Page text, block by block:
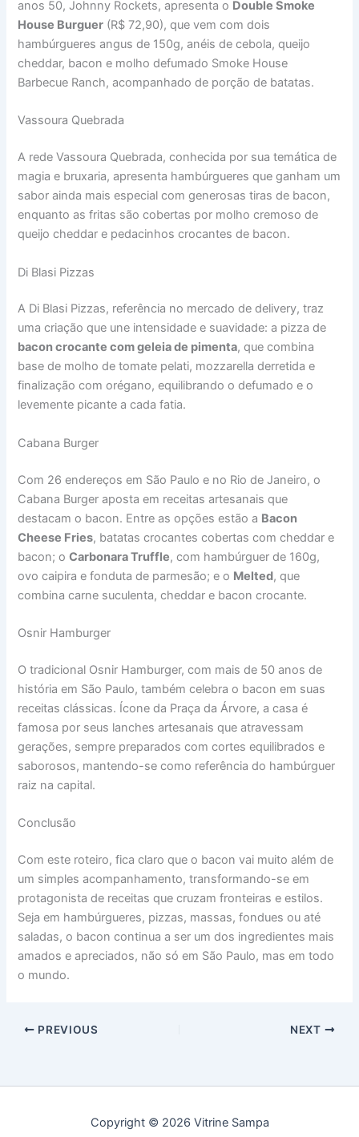
anos 50, Johnny Rockets, apresenta o Double Smoke
House Burguer (R$ 72,90), que vem com dois
hambúrgueres angus de 150g, anéis de cebola, queijo
cheddar, bacon e molho defumado Smoke House
Barbecue Ranch, acompanhado de porção de batatas.
Vassoura Quebrada
A rede Vassoura Quebrada, conhecida por sua temática de
magia e bruxaria, apresenta hambúrgueres que ganham um
sabor ainda mais especial com generosas tiras de bacon,
enquanto as fritas são cobertas por molho cremoso de
queijo cheddar e pedacinhos crocantes de bacon.
Di Blasi Pizzas
A Di Blasi Pizzas, referência no mercado de delivery, traz
uma criação que une intensidade e suavidade: a pizza de
bacon crocante com geleia de pimenta, que combina
base de molho de tomate pelati, mozzarella derretida e
finalização com orégano, equilibrando o defumado e o
levemente picante a cada fatia.
Cabana Burger
Com 26 endereços em São Paulo e no Rio de Janeiro, o
Cabana Burger aposta em receitas artesanais que
destacam o bacon. Entre as opções estão a Bacon
Cheese Fries, batatas crocantes cobertas com cheddar e
bacon; oCarbonara Truffle, com hambúrguer de 160g,
ovo caipira e fonduta de parmesão; e o Melted, que
combina carne suculenta, cheddar e bacon crocante.
Osnir Hamburger
O tradicional Osnir Hamburger, com mais de 50 anos de
história em São Paulo, também celebra o bacon em suas
receitas clássicas. Ícone da Praça da Árvore, a casa é
famosa por seus lanches artesanais que atravessam
gerações, sempre preparados com cortes equilibrados e
saborosos, mantendo-se como referência do hambúrguer
raiz na capital.
Conclusão
Com este roteiro, fica claro que o bacon vai muito além de
um simples acompanhamento, transformando-se em
protagonista de receitas que cruzam fronteiras e estilos.
Seja em hambúrgueres, pizzas, massas, fondues ou até
saladas, o bacon continua a ser um dos ingredientes mais
amados e apreciados, não só em São Paulo, mas em todo
o mundo.
PREVIOUS NEXT
Copyright © 2026 Vitrine Sampa